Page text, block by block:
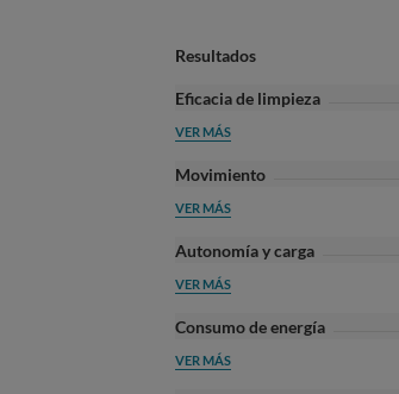
Resultados
Eficacia de limpieza
VER MÁS
Movimiento
VER MÁS
Autonomía y carga
VER MÁS
Consumo de energía
VER MÁS